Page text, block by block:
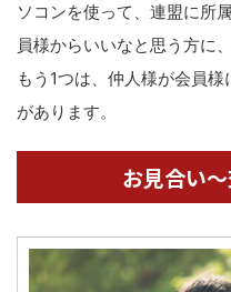
ソコンを使って、連盟に所
員様からいいなと思う方に
もう1つは、仲人様が会員
があります。
お見合い